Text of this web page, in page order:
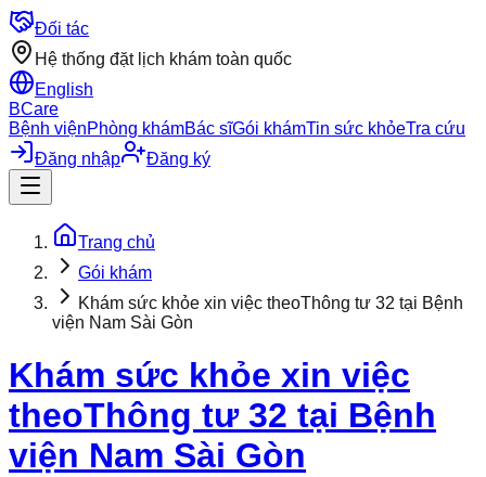
Đối tác
Hệ thống đặt lịch khám toàn quốc
English
BCare
Bệnh việnPhòng khámBác sĩGói khámTin sức khỏeTra cứu
Đăng nhập
Đăng ký
Trang chủ
Gói khám
Khám sức khỏe xin việc theoThông tư 32 tại Bệnh
viện Nam Sài Gòn
Khám sức khỏe xin việc
theoThông tư 32 tại Bệnh
viện Nam Sài Gòn